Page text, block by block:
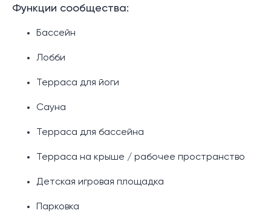
Функции сообщества:
Бассейн
Лобби
Терраса для йоги
Сауна
Терраса для бассейна
Терраса на крыше / рабочее пространство
Детская игровая площадка
Парковка